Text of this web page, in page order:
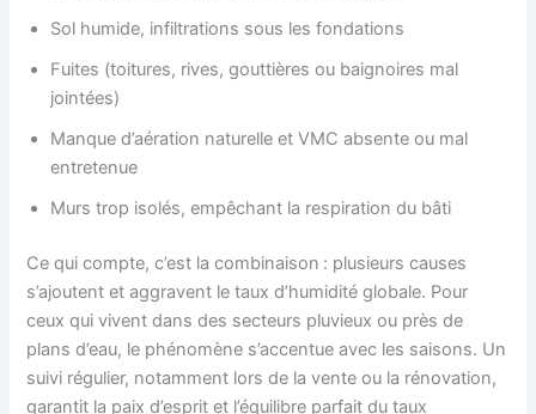
Sol humide, infiltrations sous les fondations
Fuites (toitures, rives, gouttières ou baignoires mal
jointées)
Manque d’aération naturelle et VMC absente ou mal
entretenue
Murs trop isolés, empêchant la respiration du bâti
Ce qui compte, c’est la combinaison : plusieurs causes
s’ajoutent et aggravent le taux d’humidité globale. Pour
ceux qui vivent dans des secteurs pluvieux ou près de
plans d’eau, le phénomène s’accentue avec les saisons. Un
suivi régulier, notamment lors de la vente ou la rénovation,
garantit la paix d’esprit et l’équilibre parfait du taux